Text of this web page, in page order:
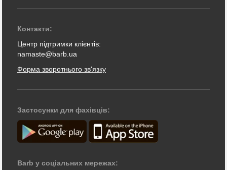
Контакти:
Центр підтримки клієнтів:
namaste@barb.ua
Форма зворотнього зв'язку
Застосунки для фахівців:
Barb у соціальних мережах: